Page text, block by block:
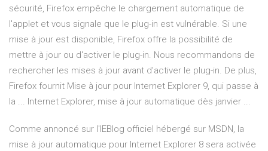
sécurité, Firefox empêche le chargement automatique de
l'applet et vous signale que le plug-in est vulnérable. Si une
mise à jour est disponible, Firefox offre la possibilité de
mettre à jour ou d'activer le plug-in. Nous recommandons de
rechercher les mises à jour avant d'activer le plug-in. De plus,
Firefox fournit Mise à jour pour Internet Explorer 9, qui passe à
la ... Internet Explorer, mise à jour automatique dès janvier ...
Comme annoncé sur l'IEBlog officiel hébergé sur MSDN, la
mise à jour automatique pour Internet Explorer 8 sera activée